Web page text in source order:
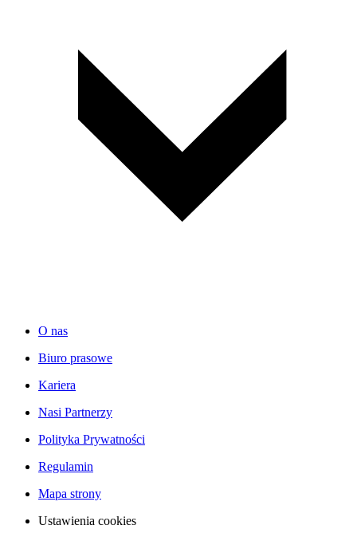
O nas
Biuro prasowe
Kariera
Nasi Partnerzy
Polityka Prywatności
Regulamin
Mapa strony
Ustawienia cookies